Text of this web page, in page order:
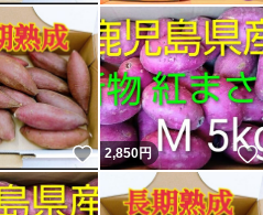
いいね！
2,850円